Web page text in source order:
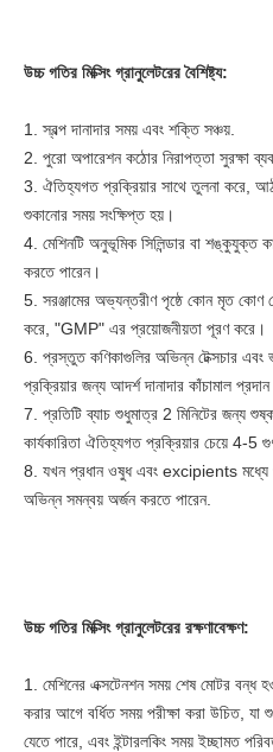
উচ্চ গতির মিক্সিং গ্রানুলেটরের বৈশিষ্ট্য:
1. স্বল্প দানাদার সময় এবং শক্তি সঞ্চয়.
2. পুরো অপারেশন কঠোর নিরাপত্তা সুরক্ষা
3. ঐতিহ্যগত প্রক্রিয়ার সাথে তুলনা করে,
শুকানোর সময় সংক্ষিপ্ত হয়।
4. মেশিনটি অনুভূমিক সিলিন্ডার বা শঙ্কুযুক্ত
করতে পারেন।
5. সরঞ্জামের অভ্যন্তরীণ পৃষ্ঠে কোন মৃত
করে, "GMP" এর প্রয়োজনীয়তা পূরণ করে।
6. প্রস্তুত কণিকাগুলির অভিন্ন টেক্সচার এবং
প্রক্রিয়ার জন্য আদর্শ দানাদার কাঁচামাল
7. প্রতিটি ব্যাচ শুধুমাত্র 2 মিনিটের জন্য
কার্যকারিতা ঐতিহ্যগত প্রক্রিয়ার চেয়ে 4-5
8. যখন প্রধান ওষুধ এবং excipients মধ্যে
অভিন্ন সমন্বয় অর্জন করতে পারেন.
উচ্চ গতির মিক্সিং গ্রানুলেটরের রক্ষণাবেক্ষণ:
1. মেশিনের এক্সটেনশন সময় শেষ মোটর বন্ধ
করার আগে বর্ধিত সময় পরীক্ষা করা উচিত, যা
যেতে পারে, এবং ইন্টারলকিং সময় ইচ্ছামত